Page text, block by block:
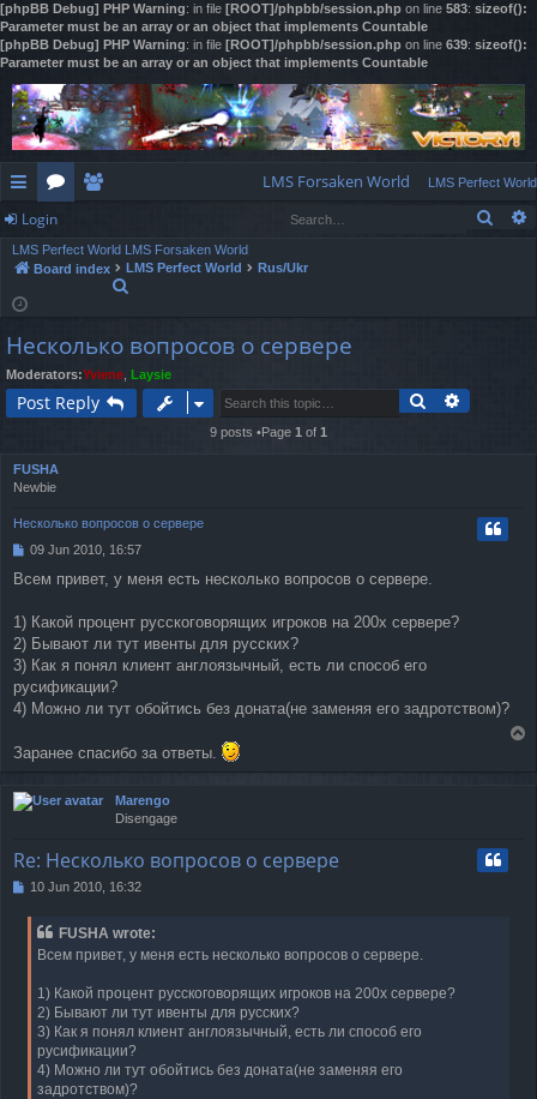
[phpBB Debug] PHP Warning: in file [ROOT]/phpbb/session.php on line 583: sizeof():
Parameter must be an array or an object that implements Countable
[phpBB Debug] PHP Warning: in file [ROOT]/phpbb/session.php on line 639: sizeof():
Parameter must be an array or an object that implements Countable
ui
ck
lin
ks
or
u
s
m
rs
LMS Forsaken World LMS Perfect World
Login
LMS Perfect World LMS Forsaken World
Board index
LMS Perfect World
Rus/Ukr
c
h
Несколько вопросов о сервере
Moderators:Yviene Laysie
Post Reply Search
9 posts •Page 1 of 1
FUSHA
Newbie
Несколько вопросов о сервере
P
s
09 Jun 2010, 16:57
Всем привет, у меня есть несколько вопросов о сервере.
1) Какой процент русскоговорящих игроков на 200х сервере?
2) Бывают ли тут ивенты для русских?
3) Как я понял клиент англоязычный, есть ли способ его
русификации?
4) Можно ли тут обойтись без доната(не заменяя его задротством)?
Заранее спасибо за ответы.
Marengo
Disengage
Re: Несколько вопросов о сервере
P10 Jun 2010, 16:32
FUSHA wrote:
Всем привет, у меня есть несколько вопросов о сервере.
1) Какой процент русскоговорящих игроков на 200х сервере?
2) Бывают ли тут ивенты для русских?
3) Как я понял клиент англоязычный, есть ли способ его
русификации?
4) Можно ли тут обойтись без доната(не заменяя его
задротством)?